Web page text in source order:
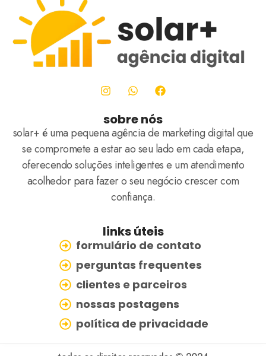
sobre nós
solar+ é uma pequena agência de marketing digital que
se compromete a estar ao seu lado em cada etapa,
oferecendo soluções inteligentes e um atendimento
acolhedor para fazer o seu negócio crescer com
confiança.
links úteis
formulário de contato
perguntas frequentes
clientes e parceiros
nossas postagens
política de privacidade